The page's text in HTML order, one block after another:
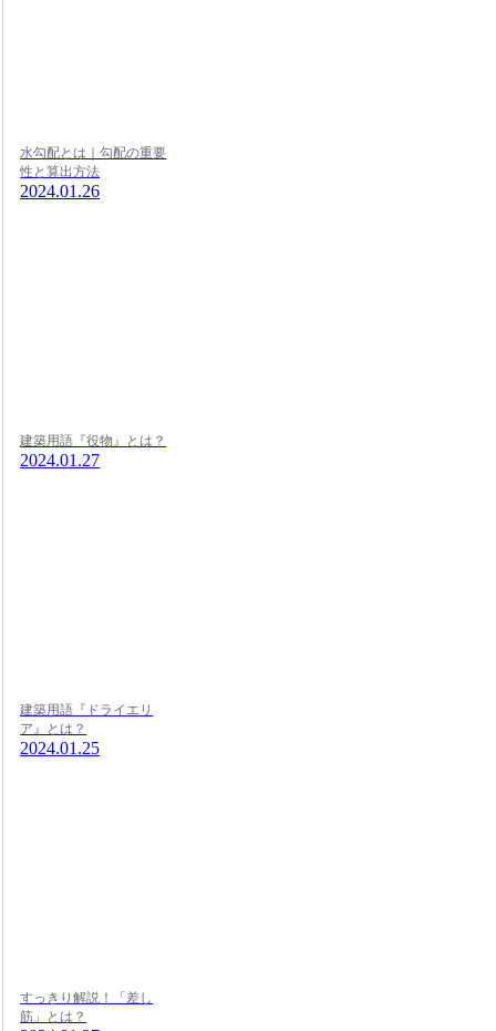
水勾配とは｜勾配の重要
性と算出方法
2024.01.26
建築用語『役物』とは？
2024.01.27
建築用語『ドライエリ
ア』とは？
2024.01.25
すっきり解説！「差し
筋」とは？